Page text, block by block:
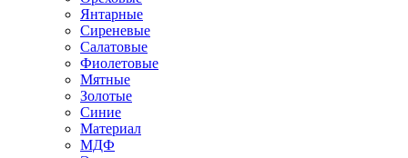
Янтарные
Сиреневые
Салатовые
Фиолетовые
Мятные
Золотые
Синие
Материал
МДФ